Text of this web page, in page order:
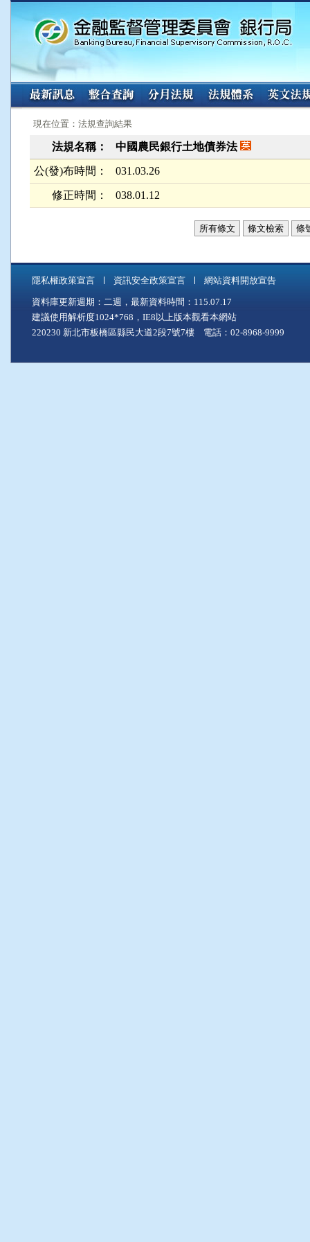
:::
現在位置：法規查詢結果
法規名稱： 中國農民銀行土地債券法
公(發)布時間： 031.03.26
修正時間： 038.01.12
所有條文 條文檢索 條
隱私權政策宣言 資訊安全政策宣言 網站資料開放宣告
資料庫更新週期：二週，最新資料時間：115.07.17
建議使用解析度1024*768，IE8以上版本觀看本網站
220230 新北市板橋區縣民大道2段7號7樓 電話：02-8968-9999